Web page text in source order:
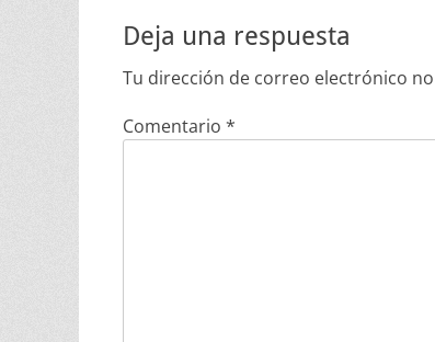
entradas
Deja una respuesta
Tu dirección de correo electrónico
Comentario *